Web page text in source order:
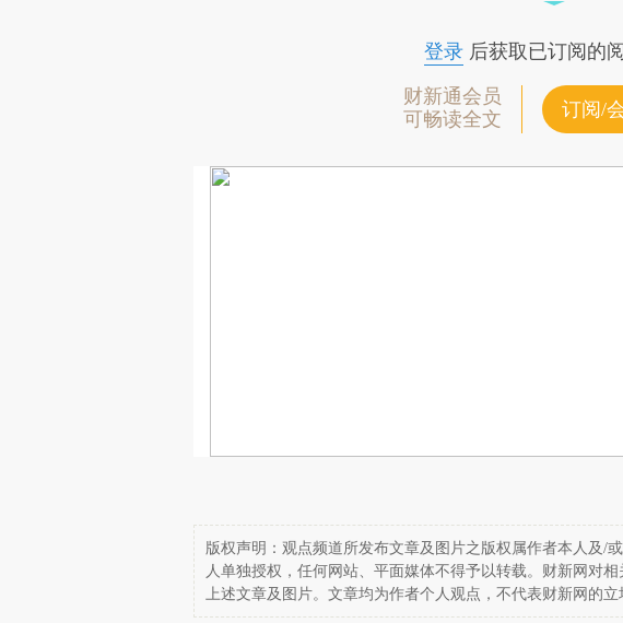
登录后获取已订阅的
财新通会员
可畅读全文
订阅/
版权声明：观点频道所发布文章及图片之版权属作者本人及/
人单独授权，任何网站、平面媒体不得予以转载。财新网对
上述文章及图片。文章均为作者个人观点，不代表财新网的立